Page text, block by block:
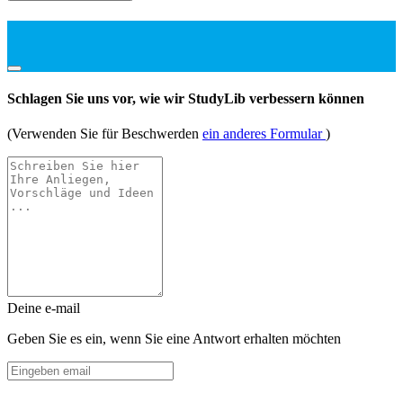
Schlagen Sie uns vor, wie wir StudyLib verbessern können
(Verwenden Sie für Beschwerden ein anderes Formular)
Deine e-mail
Geben Sie es ein, wenn Sie eine Antwort erhalten möchten